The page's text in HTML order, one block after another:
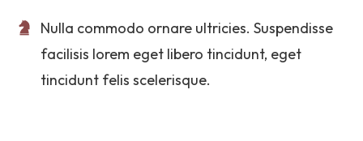
Nulla commodo ornare ultricies. Suspendisse
facilisis lorem eget libero tincidunt, eget
tincidunt felis scelerisque.